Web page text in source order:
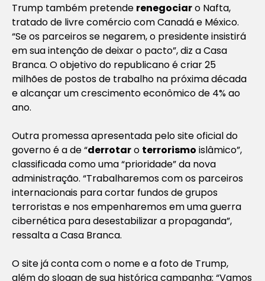
Trump também pretende renegociaro Nafta,
tratado de livre comércio com Canadá e México.
“Se os parceiros se negarem, o presidente insistirá
em sua intenção de deixar o pacto”, diz a Casa
Branca. O objetivo do republicano é criar 25
milhões de postos de trabalho na próxima década
e alcançar um crescimento econômico de 4% ao
ano.
Outra promessa apresentada pelo site oficial do
governo é a de “derrotaro terrorismo islâmico”,
classificada como uma “prioridade” da nova
administração. “Trabalharemos com os parceiros
internacionais para cortar fundos de grupos
terroristas e nos empenharemos em uma guerra
cibernética para desestabilizar a propaganda”,
ressalta a Casa Branca.
O site já conta com o nome e a foto de Trump,
além do slogan de sua histórica campanha: “Vamos